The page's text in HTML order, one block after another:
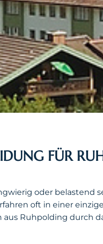
FÜR
oder belastend
oft in einer
Ruhpolding durch